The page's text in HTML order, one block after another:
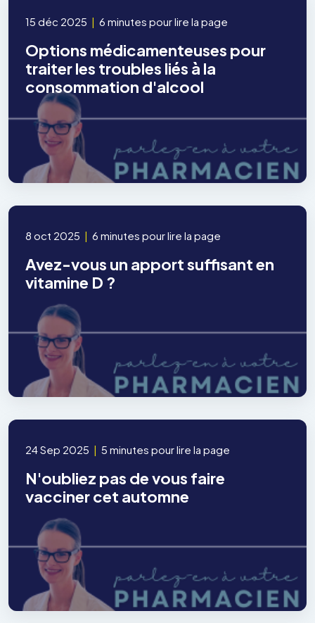
15 déc 2025 | 6 minutes pour lire la page
Options médicamenteuses pour
traiter les troubles liés à la
consommation d'alcool
8 oct 2025 | 6 minutes pour lire la page
Avez-vous un apport suffisant en
vitamine D ?
24 Sep 2025 | 5 minutes pour lire la page
N'oubliez pas de vous faire
vacciner cet automne